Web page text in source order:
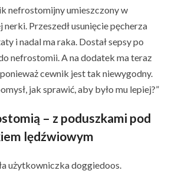
nefrostomijny umieszczony w
nerki. Przeszedł usunięcie pęcherza
i nadal ma raka. Dostał sepsy po
nefrostomii. A na dodatek ma teraz
cewnik jest tak niewygodny.
jak sprawić, aby było mu lepiej?”
– z poduszkami pod
lędźwiowym
użytkowniczka doggiedoos.